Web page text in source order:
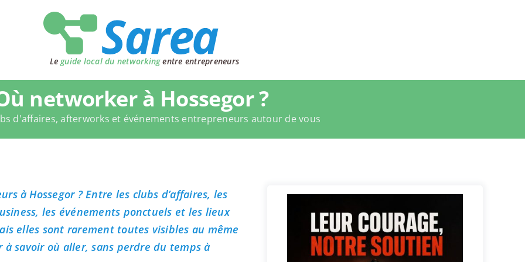
Le guide local du networkingentre entrepreneurs
networker à Hossegor ?
d'affaires, afterworks et événements entrepreneurs autour de vous
à Hossegor ? Entre les clubs d’affaires, les
les événements ponctuels et les lieux
elles sont rarement toutes visibles au même
savoir où aller, sans perdre du temps à